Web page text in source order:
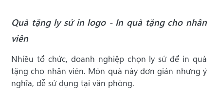
Quà tặng ly sứ in logo - In quà tặng cho nhân
viên
Nhiều tổ chức, doanh nghiệp chọn ly sứ để in quà
tặng cho nhân viên. Món quà này đơn giản nhưng ý
nghĩa, dễ sử dụng tại văn phòng.